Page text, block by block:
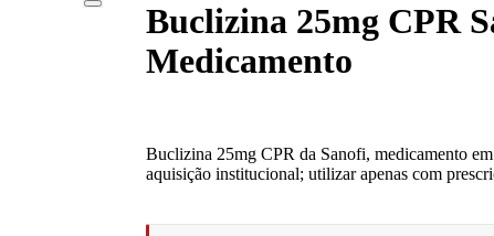
Buclizina 25mg CPR
Medicamento
Buclizina 25mg CPR da Sanofi, medicamento
aquisição institucional; utilizar apenas com